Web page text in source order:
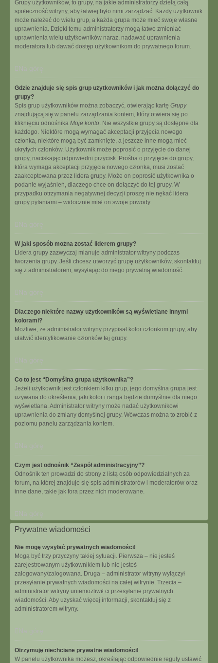
Grupy użytkowników, to grupy, na jakie administratorzy dzielą całą
społeczność witryny, aby łatwiej było nimi zarządzać. Każdy użytkownik
może należeć do wielu grup, a każda grupa może mieć swoje własne
uprawnienia. Dzięki temu administratorzy mogą łatwo zmieniać
uprawnienia wielu użytkowników naraz, nadawać uprawnienia
moderatora lub dawać dostęp użytkownikom do prywatnego forum.
Na górę
Gdzie znajduje się spis grup użytkowników i jak można dołączyć do
grupy?
Spis grup użytkowników można zobaczyć, otwierając kartę Grupy
znajdującą się w panelu zarządzania kontem, który otwiera się po
kliknięciu odnośnika Moje konto. Nie wszystkie grupy są dostępne dla
każdego. Niektóre mogą wymagać akceptacji przyjęcia nowego
członka, niektóre mogą być zamknięte, a jeszcze inne mogą mieć
ukrytych członków. Użytkownik może poprosić o przyjęcie do danej
grupy, naciskając odpowiedni przycisk. Prośba o przyjęcie do grupy,
która wymaga akceptacji przyjęcia nowego członka, musi zostać
zaakceptowana przez lidera grupy. Może on poprosić użytkownika o
podanie wyjaśnień, dlaczego chce on dołączyć do tej grupy. W
przypadku otrzymania negatywnej decyzji proszę nie nękać lidera
grupy pytaniami – widocznie miał on swoje powody.
Na górę
W jaki sposób można zostać liderem grupy?
Lidera grupy zazwyczaj mianuje administrator witryny podczas
tworzenia grupy. Jeśli chcesz utworzyć grupę użytkowników, skontaktuj
się z administratorem, wysyłając do niego prywatną wiadomość.
Na górę
Dlaczego niektóre nazwy użytkowników są wyświetlane innymi
kolorami?
Możliwe, że administrator witryny przypisał kolor członkom grupy, aby
ułatwić identyfikowanie członków tej grupy.
Na górę
Co to jest “Domyślna grupa użytkownika”?
Jeżeli użytkownik jest członkiem kilku grup, jego domyślna grupa jest
używana do określenia, jaki kolor i ranga będzie domyślnie dla niego
wyświetlana. Administrator witryny może nadać użytkownikowi
uprawnienia do zmiany domyślnej grupy. Wówczas można to zrobić z
poziomu panelu zarządzania kontem.
Na górę
Czym jest odnośnik “Zespół administracyjny”?
Odnośnik ten prowadzi do strony z listą osób odpowiedzialnych za
forum, na której znajduje się spis administratorów i moderatorów oraz
inne dane, takie jak fora przez nich moderowane.
Na górę
Prywatne wiadomości
Nie mogę wysyłać prywatnych wiadomości!
Mogą być trzy przyczyny takiej sytuacji. Pierwsza – nie jesteś
zarejestrowanym użytkownikiem lub nie jesteś
zalogowany/zalogowana. Druga – administrator witryny wyłączył
przesyłanie prywatnych wiadomości na całej witrynie. Trzecia –
administrator witryny uniemożliwił ci przesyłanie prywatnych
wiadomości. Aby uzyskać więcej informacji, skontaktuj się z
administratorem witryny.
Otrzymuję niechciane prywatne wiadomości!
W panelu użytkownika możesz, określając odpowiednie reguły ustawić